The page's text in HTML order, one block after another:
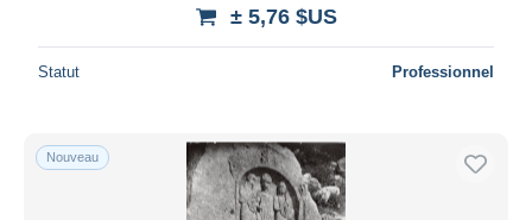
± 5,76 $US
Statut Professionnel
Nouveau